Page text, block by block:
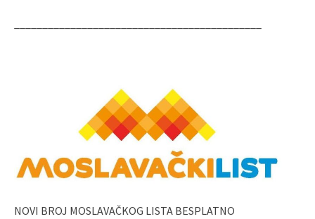
NOVI BROJ MOSLAVAČKOG LISTA BESPLATNO